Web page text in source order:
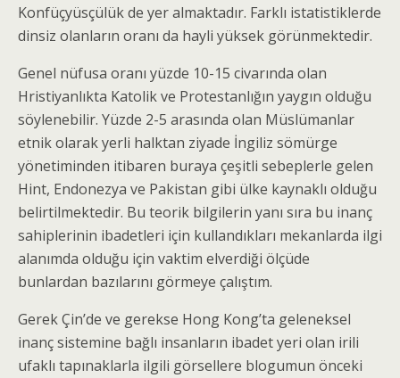
Konfüçyüsçülük de yer almaktadır. Farklı istatistiklerde
dinsiz olanların oranı da hayli yüksek görünmektedir.
Genel nüfusa oranı yüzde 10-15 civarında olan
Hristiyanlıkta Katolik ve Protestanlığın yaygın olduğu
söylenebilir. Yüzde 2-5 arasında olan Müslümanlar
etnik olarak yerli halktan ziyade İngiliz sömürge
yönetiminden itibaren buraya çeşitli sebeplerle gelen
Hint, Endonezya ve Pakistan gibi ülke kaynaklı olduğu
belirtilmektedir. Bu teorik bilgilerin yanı sıra bu inanç
sahiplerinin ibadetleri için kullandıkları mekanlarda ilgi
alanımda olduğu için vaktim elverdiği ölçüde
bunlardan bazılarını görmeye çalıştım.
Gerek Çin’de ve gerekse Hong Kong’ta geleneksel
inanç sistemine bağlı insanların ibadet yeri olan irili
ufaklı tapınaklarla ilgili görsellere blogumun önceki